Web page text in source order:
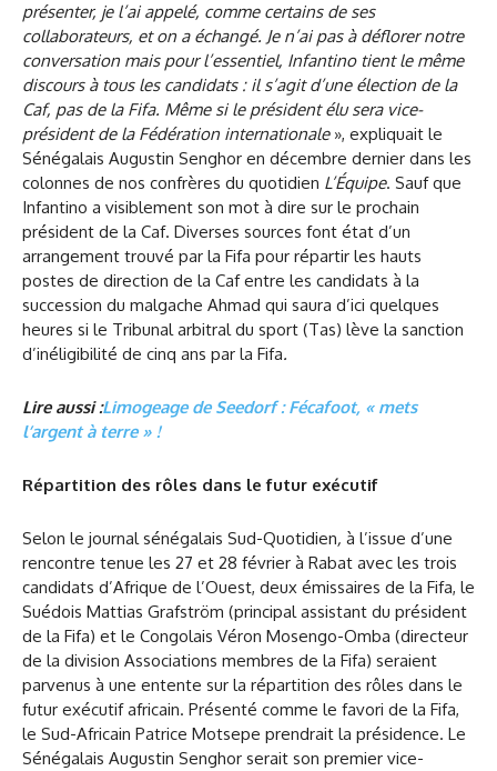
présenter, je l’ai appelé, comme certains de ses
collaborateurs, et on a échangé. Je n’ai pas à déflorer notre
conversation mais pour l’essentiel, Infantino tient le même
discours à tous les candidats : il s’agit d’une élection de la
Caf, pas de la Fifa. Même si le président élu sera vice-
président de la Fédération internationale », expliquait le
Sénégalais Augustin Senghor en décembre dernier dans les
colonnes de nos confrères du quotidien L’Équipe. Sauf que
Infantino a visiblement son mot à dire sur le prochain
président de la Caf. Diverses sources font état d’un
arrangement trouvé par la Fifa pour répartir les hauts
postes de direction de la Caf entre les candidats à la
succession du malgache Ahmad qui saura d’ici quelques
heures si le Tribunal arbitral du sport (Tas) lève la sanction
d’inéligibilité de cinq ans par la Fifa.
Lire aussi :Limogeage de Seedorf : Fécafoot, « mets
l’argent à terre » !
Répartition des rôles dans le futur exécutif
Selon le journal sénégalais Sud-Quotidien, à l’issue d’une
rencontre tenue les 27 et 28 février à Rabat avec les trois
candidats d’Afrique de l’Ouest, deux émissaires de la Fifa, le
Suédois Mattias Grafström (principal assistant du président
de la Fifa) et le Congolais Véron Mosengo-Omba (directeur
de la division Associations membres de la Fifa) seraient
parvenus à une entente sur la répartition des rôles dans le
futur exécutif africain. Présenté comme le favori de la Fifa,
le Sud-Africain Patrice Motsepe prendrait la présidence. Le
Sénégalais Augustin Senghor serait son premier vice-